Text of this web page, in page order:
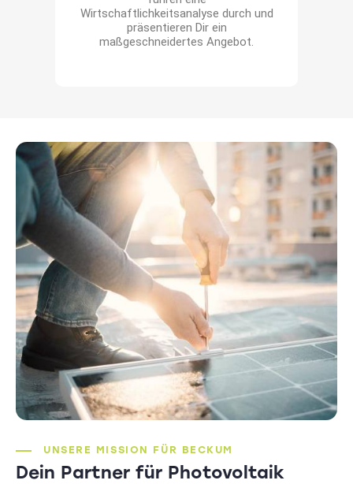
Wirtschaftlichkeitsanalyse durch und
präsentieren Dir ein
maßgeschneidertes Angebot.
UNSERE MISSION FÜR BECKUM
Dein Partner für Photovoltaik